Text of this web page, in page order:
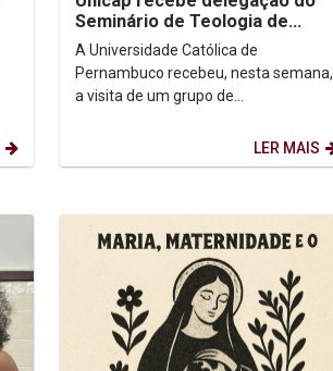
Seminário de Teologia de
Princeton para articulação de
congresso...
A Universidade Católica de
Pernambuco recebeu, nesta semana,
a visita de um grupo de
Teologia de Princeton, nos Estados
Unidos,...
LER MAIS